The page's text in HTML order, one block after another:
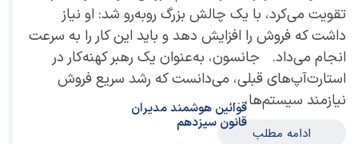
تقویت‌ می‌کرد، با یک چالش بزرگ روبه‌رو شد: او نیاز
داشت که فروش را افزایش دهد و باید این کار را به سرعت
انجام‌ می‌داد. جانسون، به‌عنوان یک رهبر کهنه‌کار در
استارت‌آپ‌‌های قبلی،‌ می‌دانست که رشد سریع فروش
نیازمند سیستم‌ها، …
ادامه مطلب
قوانین هوشمند مدیران
قانون سیزدهم